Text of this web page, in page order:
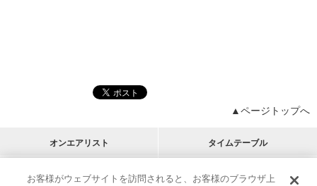
▲ページトップへ
オンエアリスト タイムテーブル
プログラムリスト チャート
お客様がウェブサイトを訪問されると、お客様のブラウザ上